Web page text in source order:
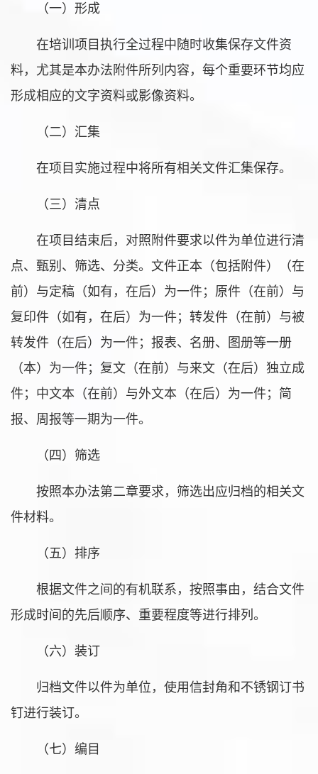
（一）形成
在培训项目执行全过程中随时收集保存文件资
料，尤其是本办法附件所列内容，每个重要环节均应
形成相应的文字资料或影像资料。
（二）汇集
在项目实施过程中将所有相关文件汇集保存。
（三）清点
在项目结束后，对照附件要求以件为单位进行清
点、甄别、筛选、分类。文件正本（包括附件）（在
前）与定稿（如有，在后）为一件；原件（在前）与
复印件（如有，在后）为一件；转发件（在前）与被
转发件（在后）为一件；报表、名册、图册等一册
（本）为一件；复文（在前）与来文（在后）独立成
件；中文本（在前）与外文本（在后）为一件；简
报、周报等一期为一件。
（四）筛选
按照本办法第二章要求，筛选出应归档的相关文
件材料。
（五）排序
根据文件之间的有机联系，按照事由，结合文件
形成时间的先后顺序、重要程度等进行排列。
（六）装订
归档文件以件为单位，使用信封角和不锈钢订书
钉进行装订。
（七）编目